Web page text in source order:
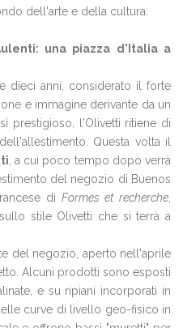
dell'arte e della cultura.
una piazza d'Italia a
dieci anni, considerato il forte
e immagine derivante da un
prestigioso, l'Olivetti ritiene di
Questa volta il
, a cui poco tempo dopo verrà
del negozio di Buenos
diFormes et recherche
stile Olivetti che si terrà a
del negozio, aperto nell'aprile
Alcuni prodotti sono esposti
e su ripiani incorporati in
curve di livello geo-fisico in